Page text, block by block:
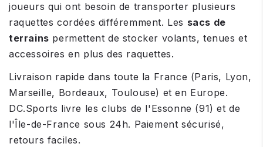
joueurs qui ont besoin de transporter plusieurs
raquettes cordées différemment. Les sacs de
terrains permettent de stocker volants, tenues et
accessoires en plus des raquettes.
Livraison rapide dans toute la France (Paris, Lyon,
Marseille, Bordeaux, Toulouse) et en Europe.
DC.Sports livre les clubs de l'Essonne (91) et de
l'Île-de-France sous 24h. Paiement sécurisé,
retours faciles.